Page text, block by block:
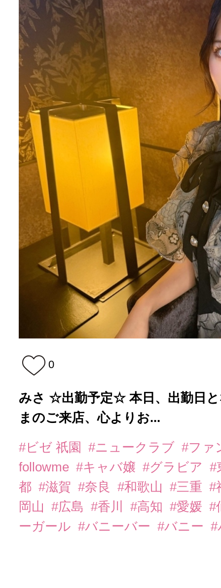
0
みさ ☆出勤予定☆ 本日、出勤日
まのご来店、心よりお...
#ビゼ 祇園 #ニュークラブ #ファ
followme #キャバ嬢 #グラビア
#
都 #滋賀 #奈良 #和歌山 #三重 #
岡山
#広島 #香川 #高知 #愛媛 #
ーガール #バニーバー #バニー #